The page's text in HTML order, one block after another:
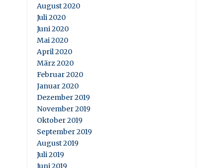
August 2020
Juli 2020
Juni 2020
Mai 2020
April 2020
März 2020
Februar 2020
Januar 2020
Dezember 2019
November 2019
Oktober 2019
September 2019
August 2019
Juli 2019
Juni 2019